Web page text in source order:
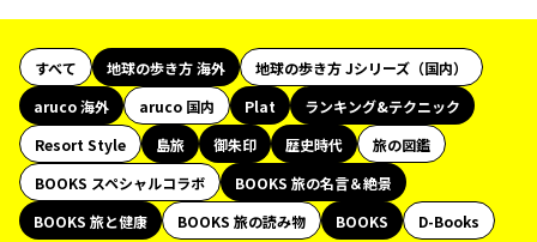
すべて 地球の歩き方 海外
地球の歩き方 Jシリーズ（国内）
aruco 海外
aruco 国内 Plat
ランキング&テクニック
Resort Style
島旅 御朱印 歴史時代
旅の図鑑
BOOKS スペシャルコラボ
BOOKS 旅の名言＆絶景
BOOKS 旅と健康
BOOKS 旅の読み物 BOOKS
D-Books